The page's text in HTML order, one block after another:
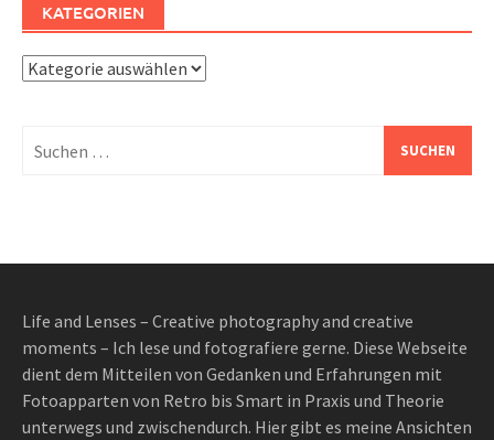
KATEGORIEN
Kategorien
nach:
Life and Lenses – Creative photography and creative
moments – Ich lese und fotografiere gerne. Diese Webseite
dient dem Mitteilen von Gedanken und Erfahrungen mit
Fotoapparten von Retro bis Smart in Praxis und Theorie
unterwegs und zwischendurch. Hier gibt es meine Ansichten